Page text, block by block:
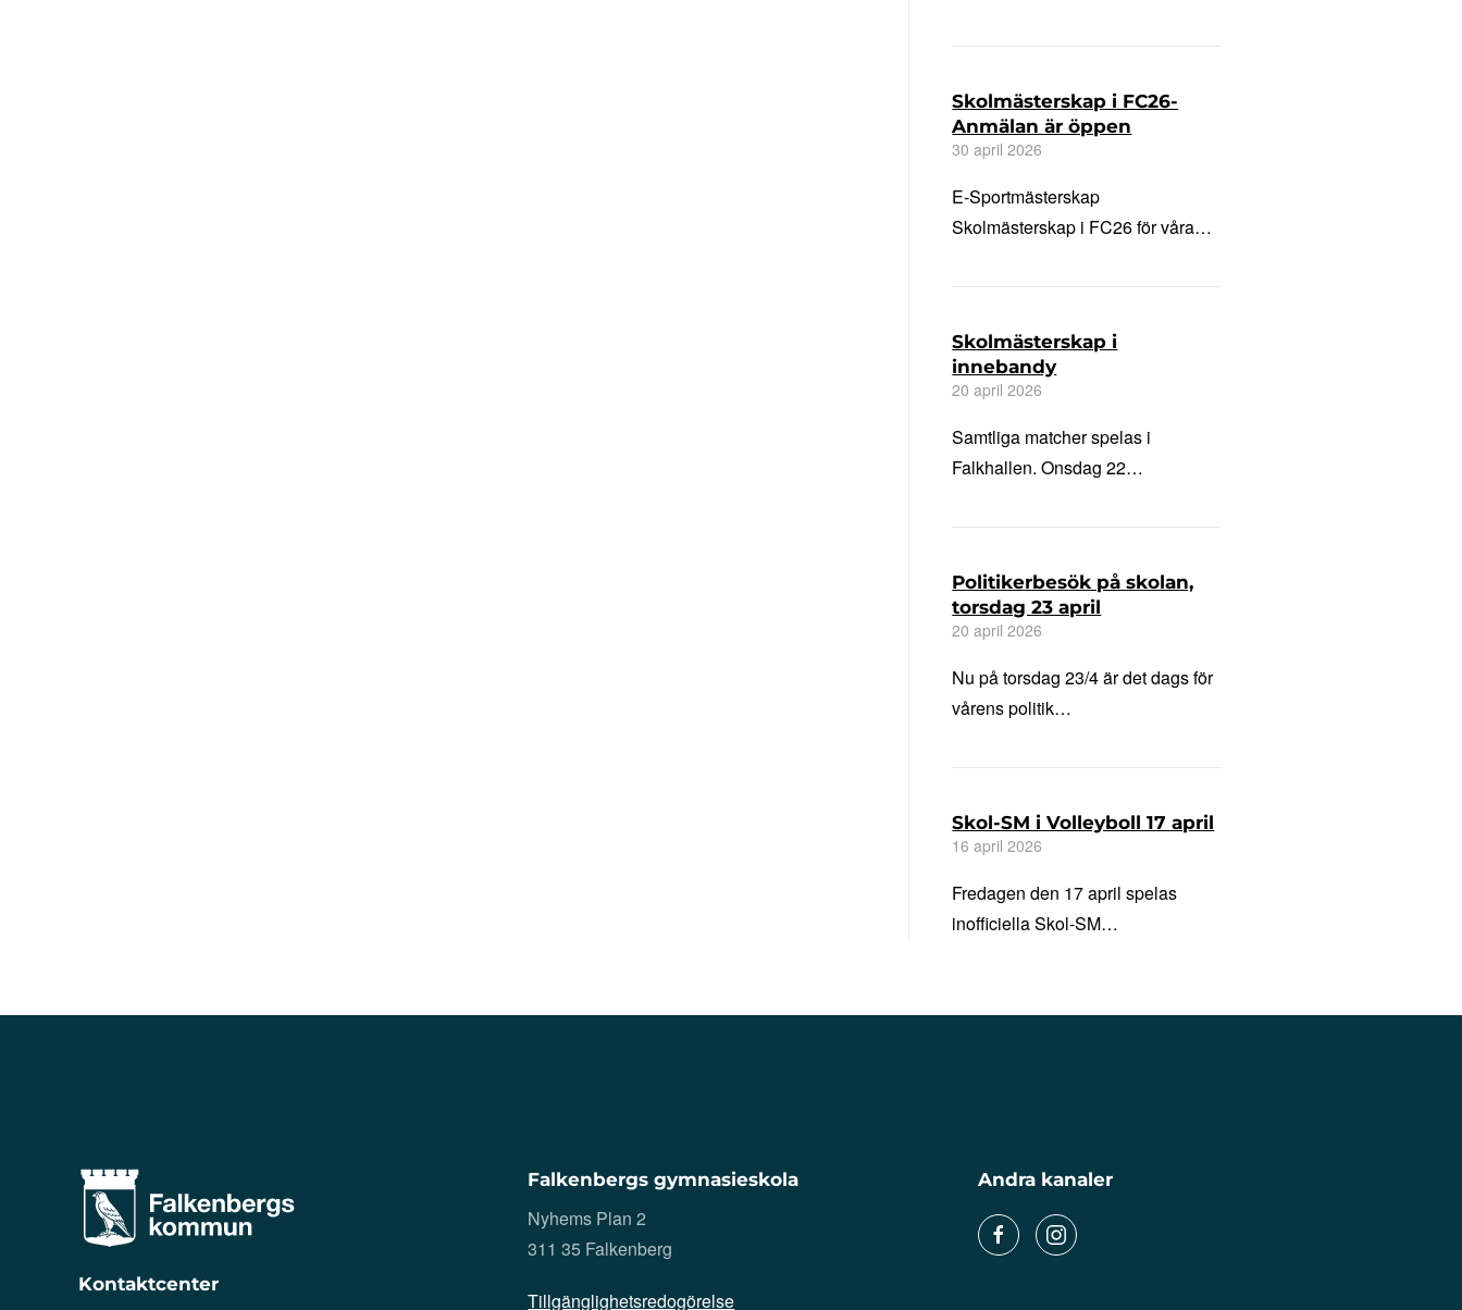
Skolmästerskap i FC26-
Anmälan är öppen
30 april 2026
E-Sportmästerskap
Skolmästerskap i FC26 för våra…
Skolmästerskap i
innebandy
20 april 2026
Samtliga matcher spelas i
Falkhallen. Onsdag 22…
Politikerbesök på skolan,
torsdag 23 april
20 april 2026
Nu på torsdag 23/4 är det dags för
vårens politik…
Skol-SM i Volleyboll 17 april
16 april 2026
Fredagen den 17 april spelas
inofficiella Skol-SM…
Kontaktcenter
Falkenbergs gymnasieskola
Nyhems Plan 2
311 35 Falkenberg
Tillgänglighetsredogörelse
Andra kanaler